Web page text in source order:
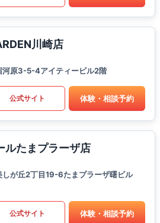
川崎店
河原3-5-4アイティービル2階
公式サイト 体験・相談予約
ルたまプラーザ店
しが丘2丁目19-6たまプラーザ曙ビル
公式サイト 体験・相談予約